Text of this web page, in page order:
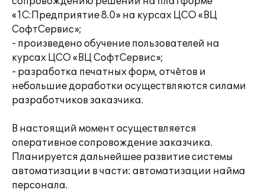
«1С:Предприятие 8.0» на курсах ЦСО «ВЦ
СофтСервис»;
- произведено обучение пользователей на
курсах ЦСО «ВЦ СофтСервис»;
- разработка печатных форм, отчётов и
небольшие доработки осуществляются силами
разработчиков заказчика.
В настоящий момент осуществляется
оперативное сопровождение заказчика.
Планируется дальнейшее развитие системы
автоматизации в части: автоматизации найма
персонала.